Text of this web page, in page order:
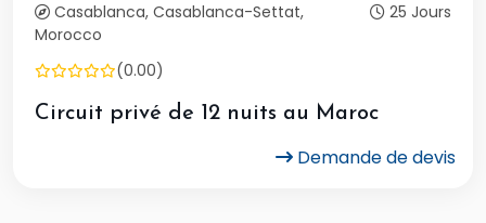
Casablanca, Casablanca-Settat,
Morocco
25 Jours
(0.00)
Circuit privé de 12 nuits au Maroc
Demande de devis